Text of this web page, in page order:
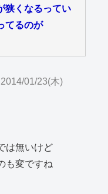
狭くなるってい
てるのが
2014/01/23(木)
は無いけど
も変ですね